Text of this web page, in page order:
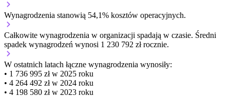
Wynagrodzenia stanowią 54,1% kosztów operacyjnych.
Całkowite wynagrodzenia w organizacji spadają w czasie. Średni
spadek wynagrodzeń wynosi 1 230 792 zł rocznie.
W ostatnich latach łączne wynagrodzenia wynosiły:
• 1 736 995 zł w 2025 roku
• 4 264 492 zł w 2024 roku
• 4 198 580 zł w 2023 roku